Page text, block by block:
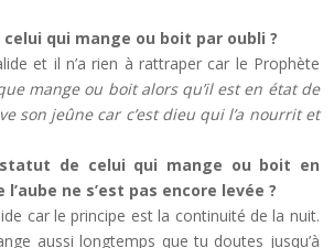
celui qui mange ou boit par oubli ?
et il n’a rien à rattraper car le Prophète
mange ou boit alors qu’il est en état de
son jeûne car c’est dieu qui l’a nourrit et
de celui qui mange ou boit en
ne s’est pas encore levée ?
car le principe est la continuité de la nuit.
aussi longtemps que tu doutes jusqu’à